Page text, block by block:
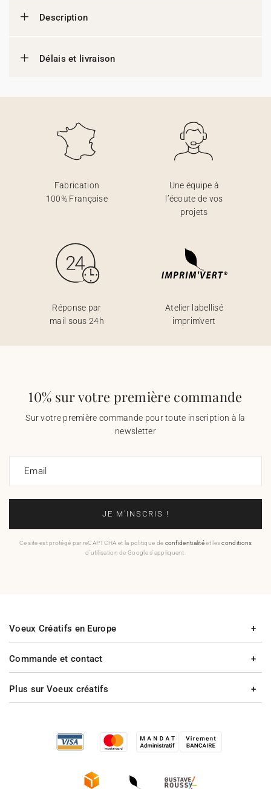
Description
Délais et livraison
Fabrication
100% Française
Une équipe à
l’écoute de vos
projets
Réponse par
mail sous 24h
Atelier labellisé
imprim'vert
10% sur votre première commande
Sur votre première commande pour toute inscription à la
newsletter
Email
JE M'INSCRIS !
Ce site est protégé par reCAPTCHA et la politique de confidentialitéet lesconditions
d'utilisation de Google s'appliquent.
Commande et contact
Plus sur Voeux créatifs
Voeux Créatifs en Europe